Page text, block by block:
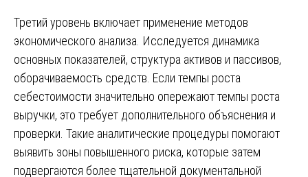
Третий уровень включает применение методов
экономического анализа. Исследуется динамика
основных показателей, структура активов и пассивов,
оборачиваемость средств. Если темпы роста
себестоимости значительно опережают темпы роста
выручки, это требует дополнительного объяснения и
проверки. Такие аналитические процедуры помогают
выявить зоны повышенного риска, которые затем
подвергаются более тщательной документальной